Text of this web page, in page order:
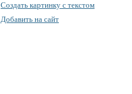
Создать картинку с текстом
Добавить на сайт